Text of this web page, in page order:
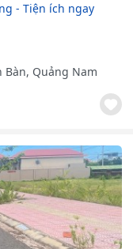
- Tiện ích ngay
Bàn, Quảng Nam